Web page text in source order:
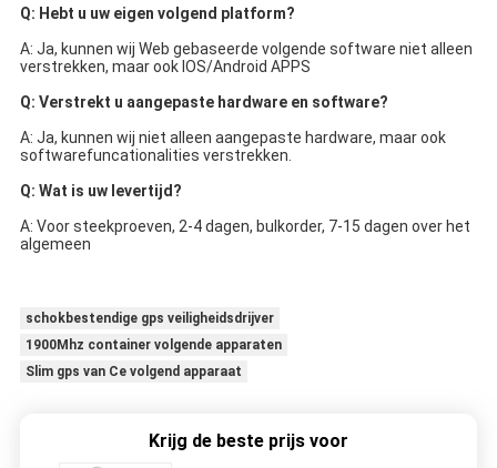
Q: Hebt u uw eigen volgend platform?
A: Ja, kunnen wij Web gebaseerde volgende software niet alleen
verstrekken, maar ook IOS/Android APPS
Q: Verstrekt u aangepaste hardware en software?
A: Ja, kunnen wij niet alleen aangepaste hardware, maar ook
softwarefuncationalities verstrekken.
Q: Wat is uw levertijd?
A: Voor steekproeven, 2-4 dagen, bulkorder, 7-15 dagen over het
algemeen
schokbestendige gps veiligheidsdrijver
1900Mhz container volgende apparaten
Slim gps van Ce volgend apparaat
Krijg de beste prijs voor